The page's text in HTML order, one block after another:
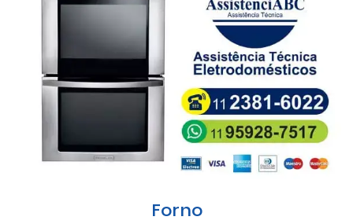
Forno